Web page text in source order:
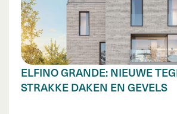
ELFINO GRANDE: NIEUWE
STRAKKE DAKEN EN GEVELS